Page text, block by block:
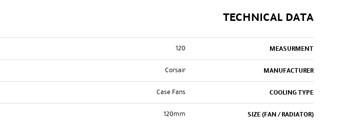
TECHNICAL DATA
MEASURMENT
120
MANUFACTURER
Corsair
COOLING TYPE
Case Fans
SIZE (FAN / RADIATOR)
120mm